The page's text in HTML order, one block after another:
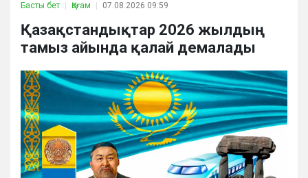
Басты бет Қоғам 07.08.2026 09:59
Қазақстандықтар 2026 жылдың
тамыз айында қалай демалады